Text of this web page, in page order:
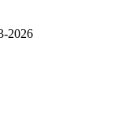
2026